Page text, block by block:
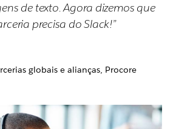
de texto. Agora dizemos que
precisa do Slack!”
globais e alianças, Procore